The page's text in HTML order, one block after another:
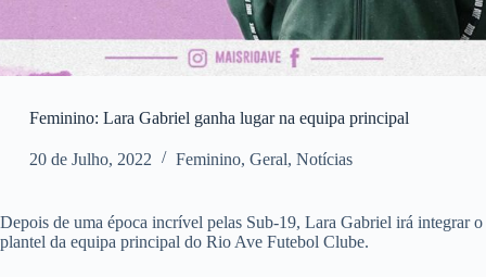
Feminino: Lara Gabriel ganha lugar na equipa principal
20 de Julho, 2022 Feminino, Geral, Notícias
Depois de uma época incrível pelas Sub-19, Lara Gabriel irá integrar o
plantel da equipa principal do Rio Ave Futebol Clube.